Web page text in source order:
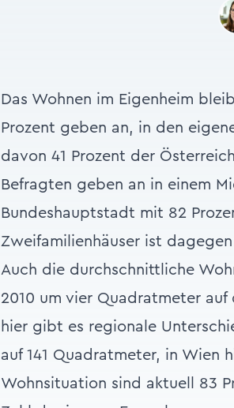
Das Wohnen im Eigenheim
Prozent geben an, in den
davon 41 Prozent der
Befragten geben an in einem
Bundeshauptstadt mit 82
Zweifamilienhäuser ist
Auch die durchschnittliche
2010 um vier Quadratmeter
hier gibt es regionale
auf 141 Quadratmeter, in Wien
Wohnsituation sind aktuell 83